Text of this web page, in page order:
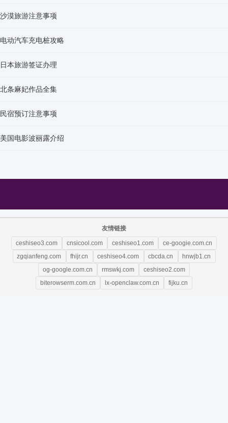
沙漠旅游注意事项
电动汽车充电桩攻略
日本旅游签证办理
北条麻妃作品全集
民宿预订注意事项
美国电影波丽露介绍
友情链接
ceshiseo3.com cnsicool.com ceshiseo1.com
ce-googie.com.cn
zgqianfeng.com
fhijr.cn ceshiseo4.com cbcda.cn
hnwjb1.cn
og-google.com.cn
rmswkj.com
ceshiseo2.com
biterowserm.com.cn
lx-openclaw.com.cn fijku.cn